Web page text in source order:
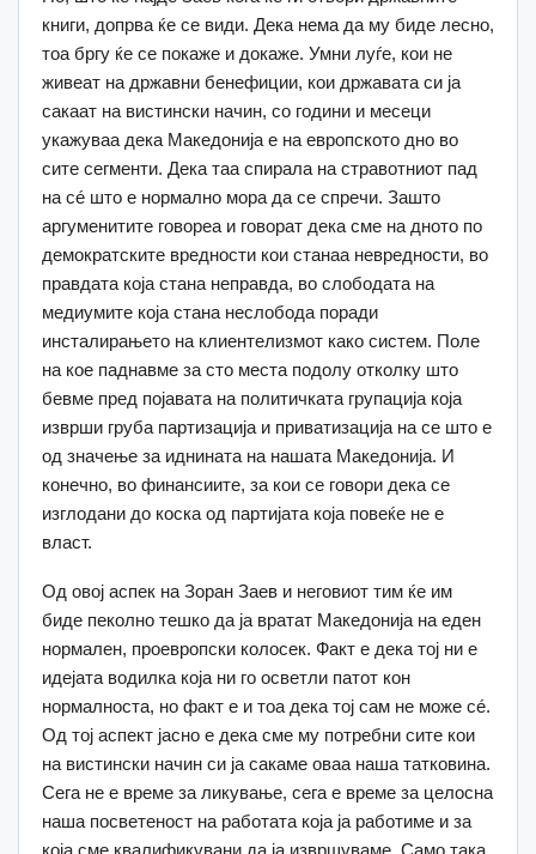
книги, допрва ќе се види. Дека нема да му биде лесно,
тоа бргу ќе се покаже и докаже. Умни луѓе, кои не
живеат на државни бенефиции, кои државата си ја
сакаат на вистински начин, со години и месеци
укажуваа дека Македонија е на европското дно во
сите сегменти. Дека таа спирала на стравотниот пад
на сé што е нормално мора да се спречи. Зашто
аргуменитите говореа и говорат дека сме на дното по
демократските вредности кои станаа невредности, во
правдата која стана неправда, во слободата на
медиумите која стана неслобода поради
инсталирањето на клиентелизмот како систем. Поле
на кое паднавме за сто места подолу отколку што
бевме пред појавата на политичката групација која
изврши груба партизација и приватизација на се што е
од значење за иднината на нашата Македонија. И
конечно, во финансиите, за кои се говори дека се
изглодани до коска од партијата која повеќе не е
власт.
Од овој аспек на Зоран Заев и неговиот тим ќе им
биде пеколно тешко да ја вратат Македонија на еден
нормален, проевропски колосек. Факт е дека тој ни е
идејата водилка која ни го осветли патот кон
нормалноста, но факт е и тоа дека тој сам не може сé.
Од тој аспект јасно е дека сме му потребни сите кои
на вистински начин си ја сакаме оваа наша татковина.
Сега не е време за ликување, сега е време за целосна
наша посветеност на работата која ја работиме и за
која сме квалификувани да ја извршуваме. Само така,